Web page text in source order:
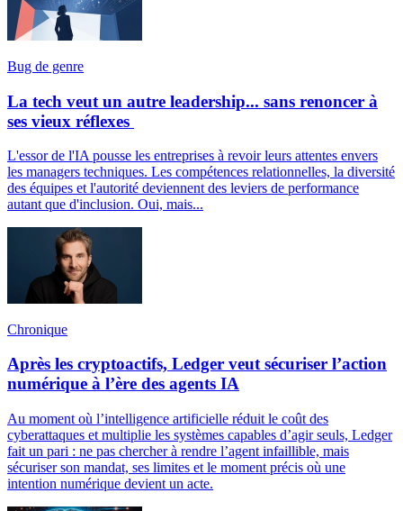
Bug de genre
La tech veut un autre leadership... sans renoncer à
ses vieux réflexes
L'essor de l'IA pousse les entreprises à revoir leurs attentes envers
les managers techniques. Les compétences relationnelles, la diversité
des équipes et l'autorité deviennent des leviers de performance
autant que d'inclusion. Oui, mais...
Chronique
Après les cryptoactifs, Ledger veut sécuriser l’action
numérique à l’ère des agents IA
Au moment où l’intelligence artificielle réduit le coût des
cyberattaques et multiplie les systèmes capables d’agir seuls, Ledger
fait un pari : ne pas chercher à rendre l’agent infaillible, mais
sécuriser son mandat, ses limites et le moment précis où une
intention numérique devient un acte.